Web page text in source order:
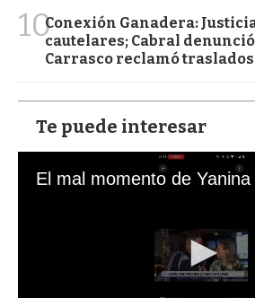
10Conexión Ganadera:
cautelares; Cabral
Carrasco reclamó traslados
Te puede interesar